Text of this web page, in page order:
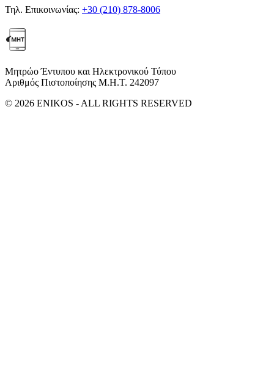
Τηλ. Επικοινωνίας: +30 (210) 878-8006
Μητρώο Έντυπου και Ηλεκτρονικού Τύπου
Αριθμός Πιστοποίησης Μ.Η.Τ. 242097
© 2026 ENIKOS - ALL RIGHTS RESERVED